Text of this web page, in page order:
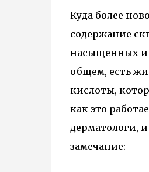
Куда более
содержание
насыщенных и
общем, есть
кислоты,
как это
дерматологи,
замечание: